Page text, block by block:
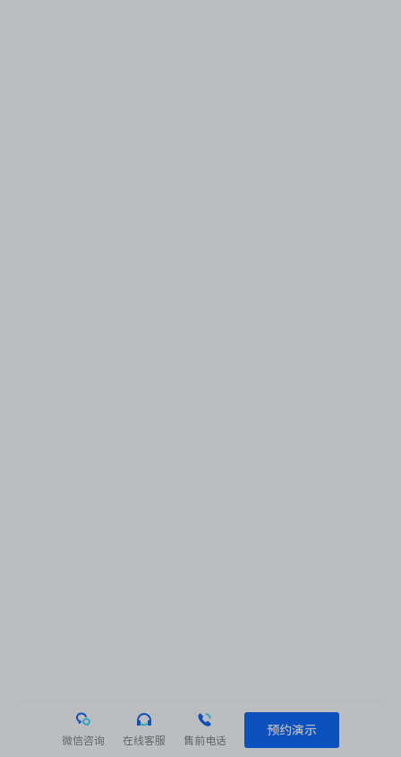
微信咨询 在线客服 售前电话
预约演示